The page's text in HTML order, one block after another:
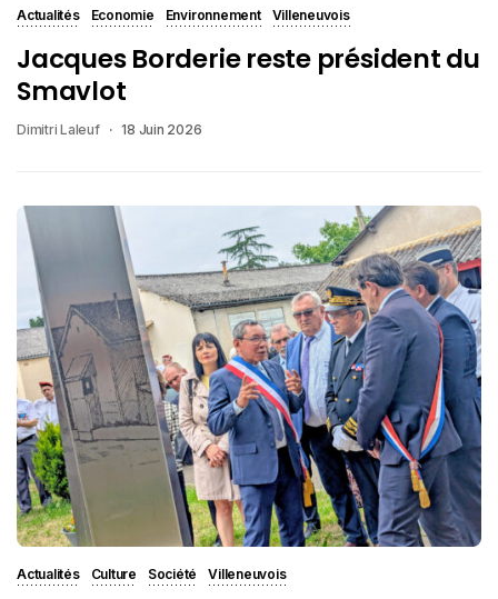
Actualités Economie Environnement Villeneuvois
Jacques Borderie reste président du
Smavlot
Dimitri Laleuf 18 Juin 2026
Actualités Culture Société Villeneuvois